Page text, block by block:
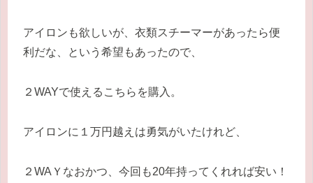
アイロンも欲しいが、衣類スチーマーがあったら便
利だな、という希望もあったので、
２WAYで使えるこちらを購入。
アイロンに１万円越えは勇気がいたけれど、
２WAＹなおかつ、今回も20年持ってくれれば安い！